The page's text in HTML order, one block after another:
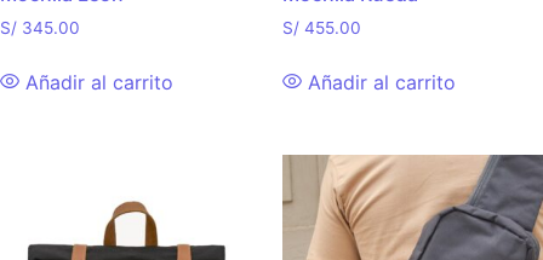
S/ 345.00
Añadir al carrito
S/455.00
Añadir al carrito